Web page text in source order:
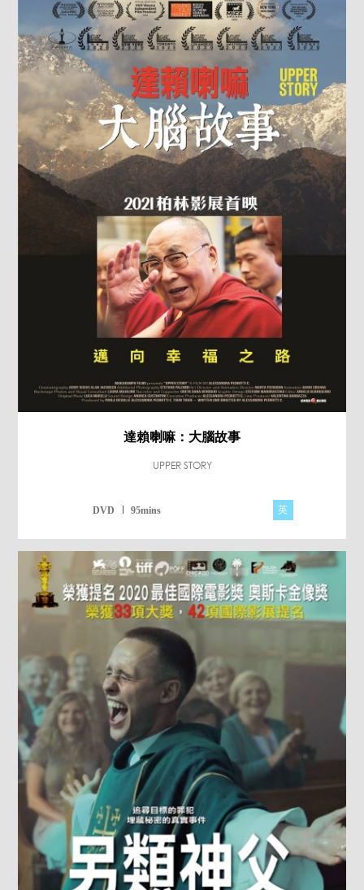
達賴喇嘛：大腦故事
UPPER STORY
DVD 95mins 英